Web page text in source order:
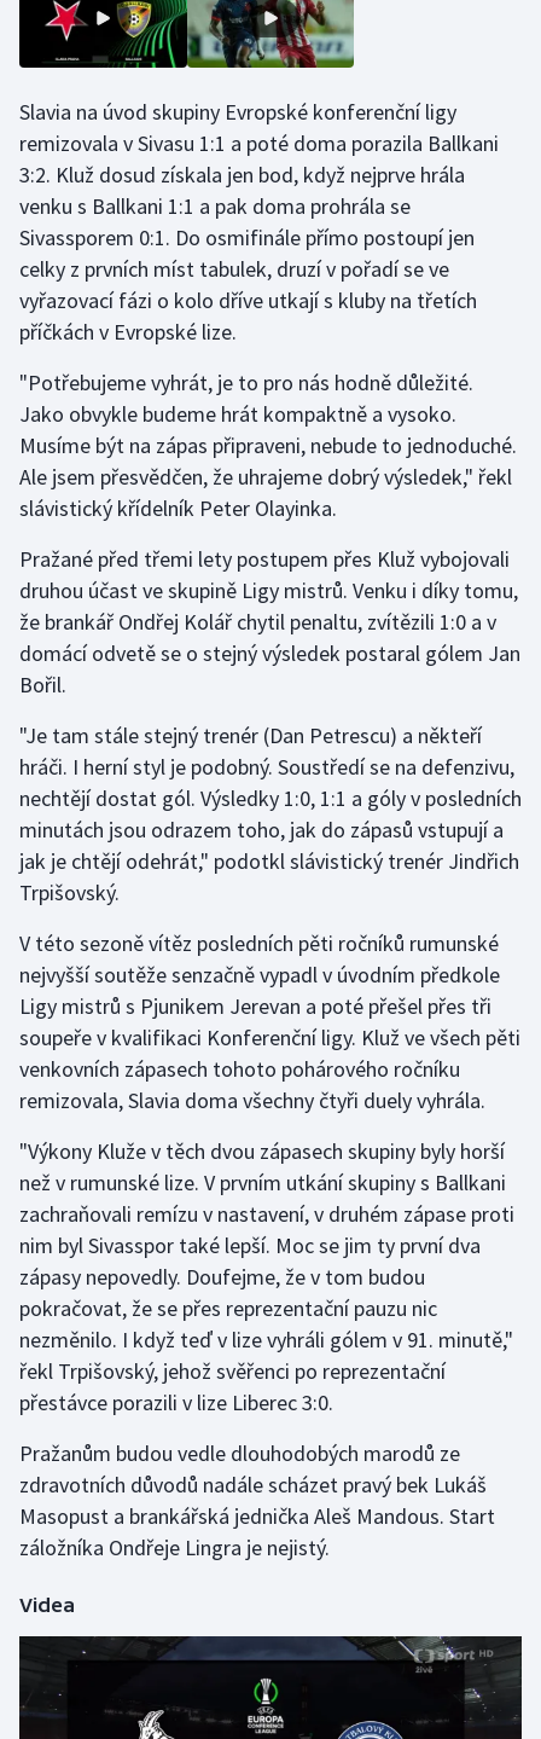
Moderní pětiboj
Olympijské hry
Parasport
Plavání
Plážový volejbal
Ragby
Rychlobruslení
Rychlostní kanoistika
Short track
Sportovní střelba
Stolní tenis
Triatlon
Veslování
Vodní slalom
Volejbal
Ostatní
Slavia na úvod skupiny Evropské konferenční ligy
remizovala v Sivasu 1:1 a poté doma porazila Ballkani
3:2. Kluž dosud získala jen bod, když nejprve hrála
venku s Ballkani 1:1 a pak doma prohrála se
Sivassporem 0:1. Do osmifinále přímo postoupí jen
celky z prvních míst tabulek, druzí v pořadí se ve
vyřazovací fázi o kolo dříve utkají s kluby na třetích
příčkách v Evropské lize.
"Potřebujeme vyhrát, je to pro nás hodně důležité.
Jako obvykle budeme hrát kompaktně a vysoko.
Musíme být na zápas připraveni, nebude to jednoduché.
Ale jsem přesvědčen, že uhrajeme dobrý výsledek," řekl
slávistický křídelník Peter Olayinka.
Pražané před třemi lety postupem přes Kluž vybojovali
druhou účast ve skupině Ligy mistrů. Venku i díky tomu,
že brankář Ondřej Kolář chytil penaltu, zvítězili 1:0 a v
domácí odvetě se o stejný výsledek postaral gólem Jan
Bořil.
"Je tam stále stejný trenér (Dan Petrescu) a někteří
hráči. I herní styl je podobný. Soustředí se na defenzivu,
nechtějí dostat gól. Výsledky 1:0, 1:1 a góly v posledních
minutách jsou odrazem toho, jak do zápasů vstupují a
jak je chtějí odehrát," podotkl slávistický trenér Jindřich
Trpišovský.
V této sezoně vítěz posledních pěti ročníků rumunské
nejvyšší soutěže senzačně vypadl v úvodním předkole
Ligy mistrů s Pjunikem Jerevan a poté přešel přes tři
soupeře v kvalifikaci Konferenční ligy. Kluž ve všech pěti
venkovních zápasech tohoto pohárového ročníku
remizovala, Slavia doma všechny čtyři duely vyhrála.
"Výkony Kluže v těch dvou zápasech skupiny byly horší
než v rumunské lize. V prvním utkání skupiny s Ballkani
zachraňovali remízu v nastavení, v druhém zápase proti
nim byl Sivasspor také lepší. Moc se jim ty první dva
zápasy nepovedly. Doufejme, že v tom budou
pokračovat, že se přes reprezentační pauzu nic
nezměnilo. I když teď v lize vyhráli gólem v 91. minutě,"
řekl Trpišovský, jehož svěřenci po reprezentační
přestávce porazili v lize Liberec 3:0.
Pražanům budou vedle dlouhodobých marodů ze
zdravotních důvodů nadále scházet pravý bek Lukáš
Masopust a brankářská jednička Aleš Mandous. Start
záložníka Ondřeje Lingra je nejistý.
Videa